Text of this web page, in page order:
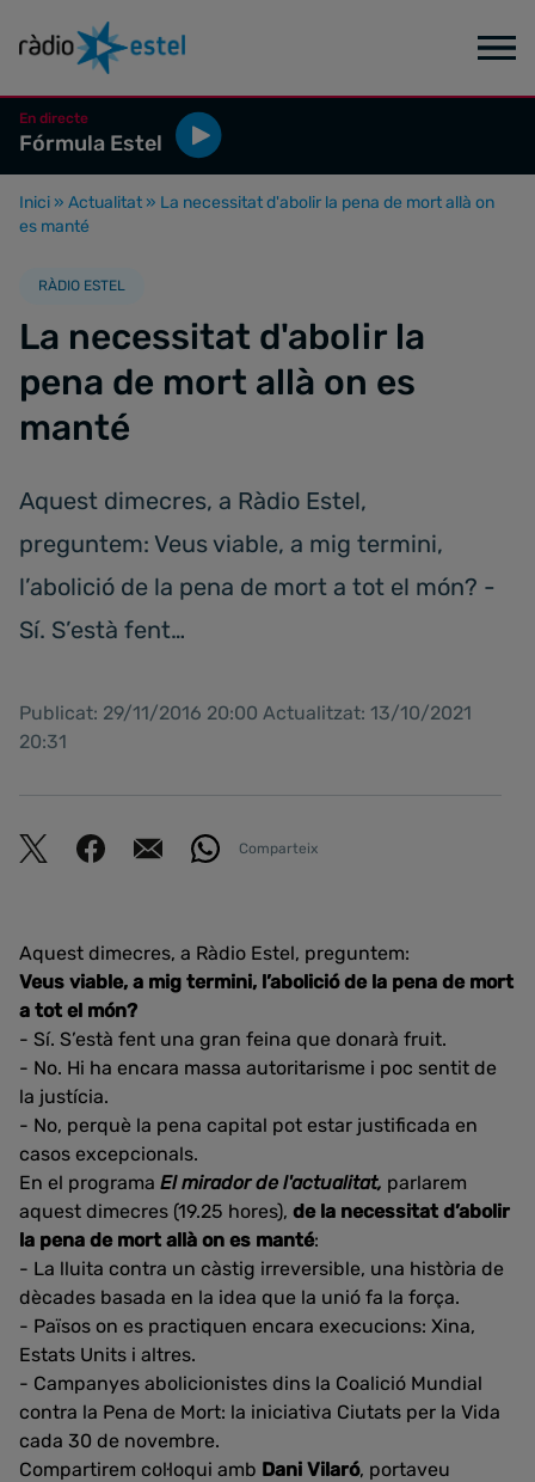
En directe
Fórmula Estel
Inici » Actualitat » La necessitat d'abolir la pena de mort allà on
es manté
RÀDIO ESTEL
La necessitat d'abolir la
pena de mort allà on es
manté
Aquest dimecres, a Ràdio Estel,
preguntem: Veus viable, a mig termini,
l’abolició de la pena de mort a tot el món? -
Sí. S’està fent…
Publicat: 29/11/2016 20:00 Actualitzat: 13/10/2021
20:31
Comparteix
Aquest dimecres, a Ràdio Estel, preguntem:
Veus viable, a mig termini, l’abolició de la pena de mort
a tot el món?
- Sí. S’està fent una gran feina que donarà fruit.
- No. Hi ha encara massa autoritarisme i poc sentit de
la justícia.
- No, perquè la pena capital pot estar justificada en
casos excepcionals.
En el programa El mirador de l'actualitat, parlarem
aquest dimecres (19.25 hores), de la necessitat d’abolir
la pena de mort allà on es manté:
- La lluita contra un càstig irreversible, una història de
dècades basada en la idea que la unió fa la força.
- Països on es practiquen encara execucions: Xina,
Estats Units i altres.
- Campanyes abolicionistes dins la Coalició Mundial
contra la Pena de Mort: la iniciativa Ciutats per la Vida
cada 30 de novembre.
Compartirem col·loqui amb Dani Vilaró, portaveu